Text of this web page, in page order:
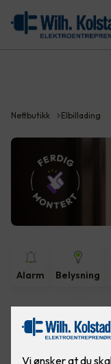
Nettbutikk Elbillading
Alarm Belysning